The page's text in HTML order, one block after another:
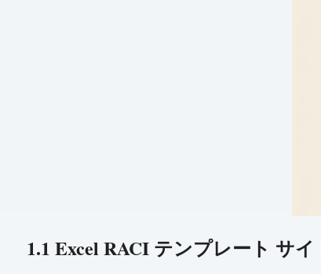
1.1 Excel RACI テンプレート サ